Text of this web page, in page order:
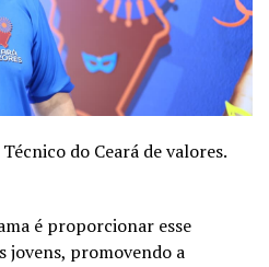
do Ceará de valores.
é proporcionar esse
jovens, promovendo a